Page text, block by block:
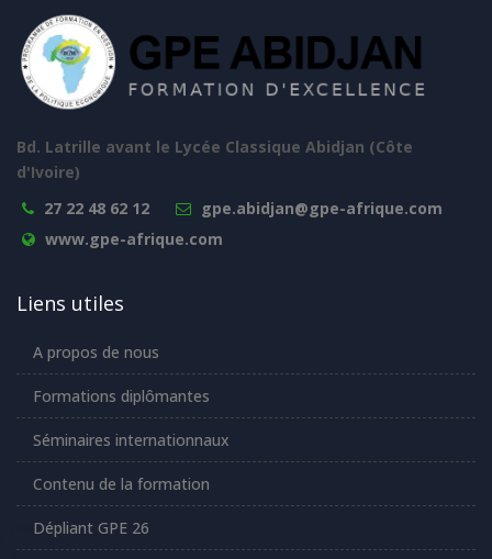
Bd. Latrille avant le Lycée Classique Abidjan (Côte
d'Ivoire)
27 22 48 62 12
gpe.abidjan@gpe-afrique.com
www.gpe-afrique.com
Liens utiles
A propos de nous
Formations diplômantes
Séminaires internationnaux
Contenu de la formation
Dépliant GPE 26